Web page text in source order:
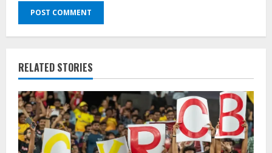
RELATED STORIES